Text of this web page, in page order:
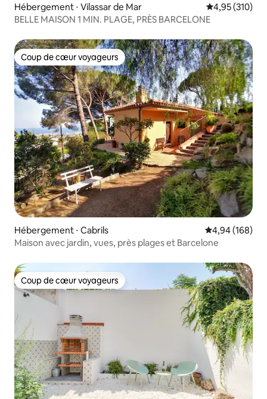
Hébergement ⋅ Vilassar de Mar Évaluation
4,95 (310)
BELLE MAISON 1 MIN. PLAGE, PRÈS BARCELONE
Coup de cœur voyageurs
Coup de cœur voyageurs
Hébergement ⋅ Cabrils Évaluation
4,94 (168)
Maison avec jardin, vues, près plages et Barcelone
Coup de cœur voyageurs
Coup de cœur voyageurs